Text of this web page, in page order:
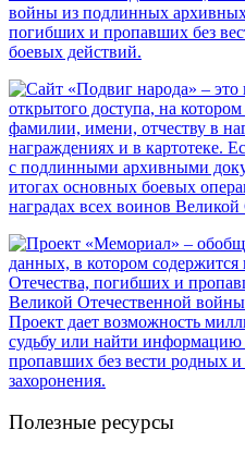
Полезные ресурсы